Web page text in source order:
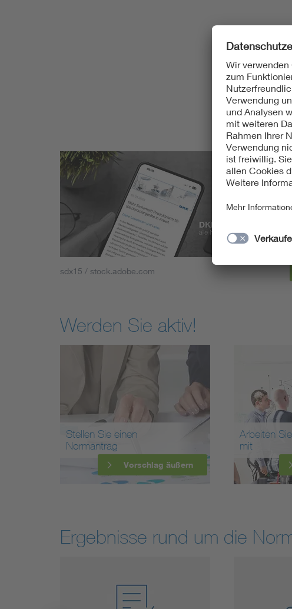
sdx15 / stock.adobe.com
Werden Sie aktiv!
Stellen Sie einen
Normantrag
Vorschlag äußern
Arbeiten
mit
Ergebnisse rund um die